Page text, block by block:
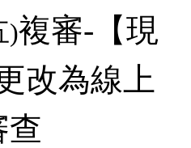
)複審-【現
改為線上
查